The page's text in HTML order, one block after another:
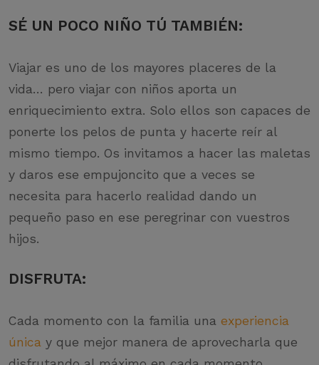
SÉ UN POCO NIÑO TÚ TAMBIÉN:
Viajar es uno de los mayores placeres de la
vida… pero viajar con niños aporta un
enriquecimiento extra. Solo ellos son capaces de
ponerte los pelos de punta y hacerte reír al
mismo tiempo. Os invitamos a hacer las maletas
y daros ese empujoncito que a veces se
necesita para hacerlo realidad dando un
pequeño paso en ese peregrinar con vuestros
hijos.
DISFRUTA:
Cada momento con la familia una experiencia
única y que mejor manera de aprovecharla que